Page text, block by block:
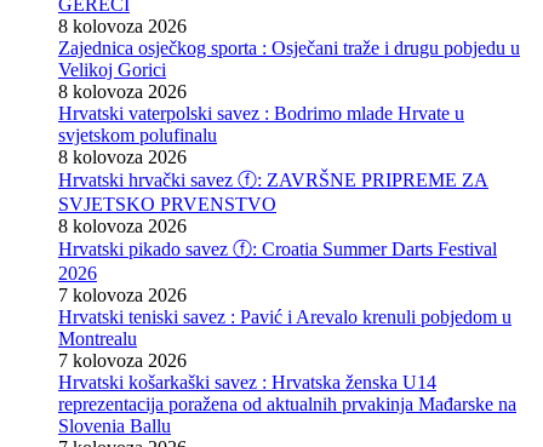
8 kolovoza 2026
Zajednica osječkog sporta : Osječani traže i drugu pobjedu u
Velikoj Gorici
8 kolovoza 2026
Hrvatski vaterpolski savez : Bodrimo mlade Hrvate u
svjetskom polufinalu
8 kolovoza 2026
Hrvatski hrvački savez ⓕ: ZAVRŠNE PRIPREME ZA
SVJETSKO PRVENSTVO
8 kolovoza 2026
Hrvatski pikado savez ⓕ: Croatia Summer Darts Festival
2026
7 kolovoza 2026
Hrvatski teniski savez : Pavić i Arevalo krenuli pobjedom u
Montrealu
7 kolovoza 2026
Hrvatski košarkaški savez : Hrvatska ženska U14
reprezentacija poražena od aktualnih prvakinja Mađarske na
Slovenia Ballu